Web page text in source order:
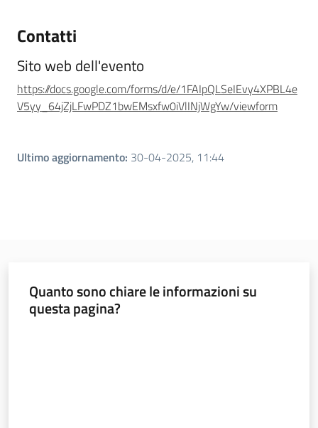
Argomenti
Contatti
Sito web dell'evento
https://docs.google.com/forms/d/e/1FAIpQLSeIEvy4XPBL4e
V5yy_64jZjLFwPDZ1bwEMsxfw0iVlINjWgYw/viewform
Ultimo aggiornamento: 30-04-2025, 11:44
Quanto sono chiare le informazioni su
questa pagina?